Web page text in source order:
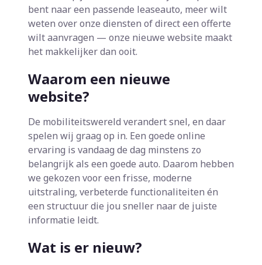
bent naar een passende leaseauto, meer wilt
weten over onze diensten of direct een offerte
wilt aanvragen — onze nieuwe website maakt
het makkelijker dan ooit.
Waarom een nieuwe
website?
De mobiliteitswereld verandert snel, en daar
spelen wij graag op in. Een goede online
ervaring is vandaag de dag minstens zo
belangrijk als een goede auto. Daarom hebben
we gekozen voor een frisse, moderne
uitstraling, verbeterde functionaliteiten én
een structuur die jou sneller naar de juiste
informatie leidt.
Wat is er nieuw?